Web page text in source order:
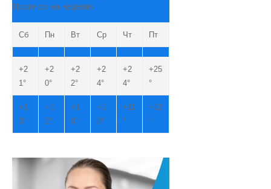
Прогноз на неделю
Сб Пн Вт Ср Чт Пт
+2
1°
+2
0°
+2
2°
+2
4°
+2
4°
+25
°
+1
3°
+1
2°
+1
0°
+1
0°
+11
°
+12
°